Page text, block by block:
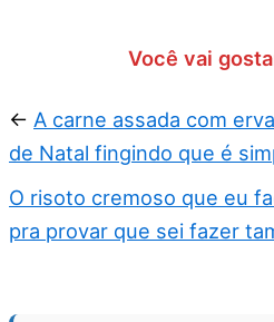
Você vai
← A carne assada com
de Natal fingindo que é
O risoto cremoso que eu
pra provar que sei fazer